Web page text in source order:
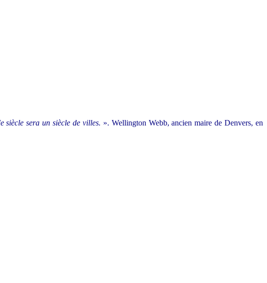
siècle sera un siècle de villes. ». Wellington Webb, ancien maire de Denvers, en